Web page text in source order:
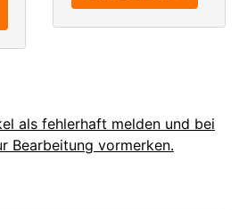
als fehlerhaft melden und bei
Bearbeitung vormerken.